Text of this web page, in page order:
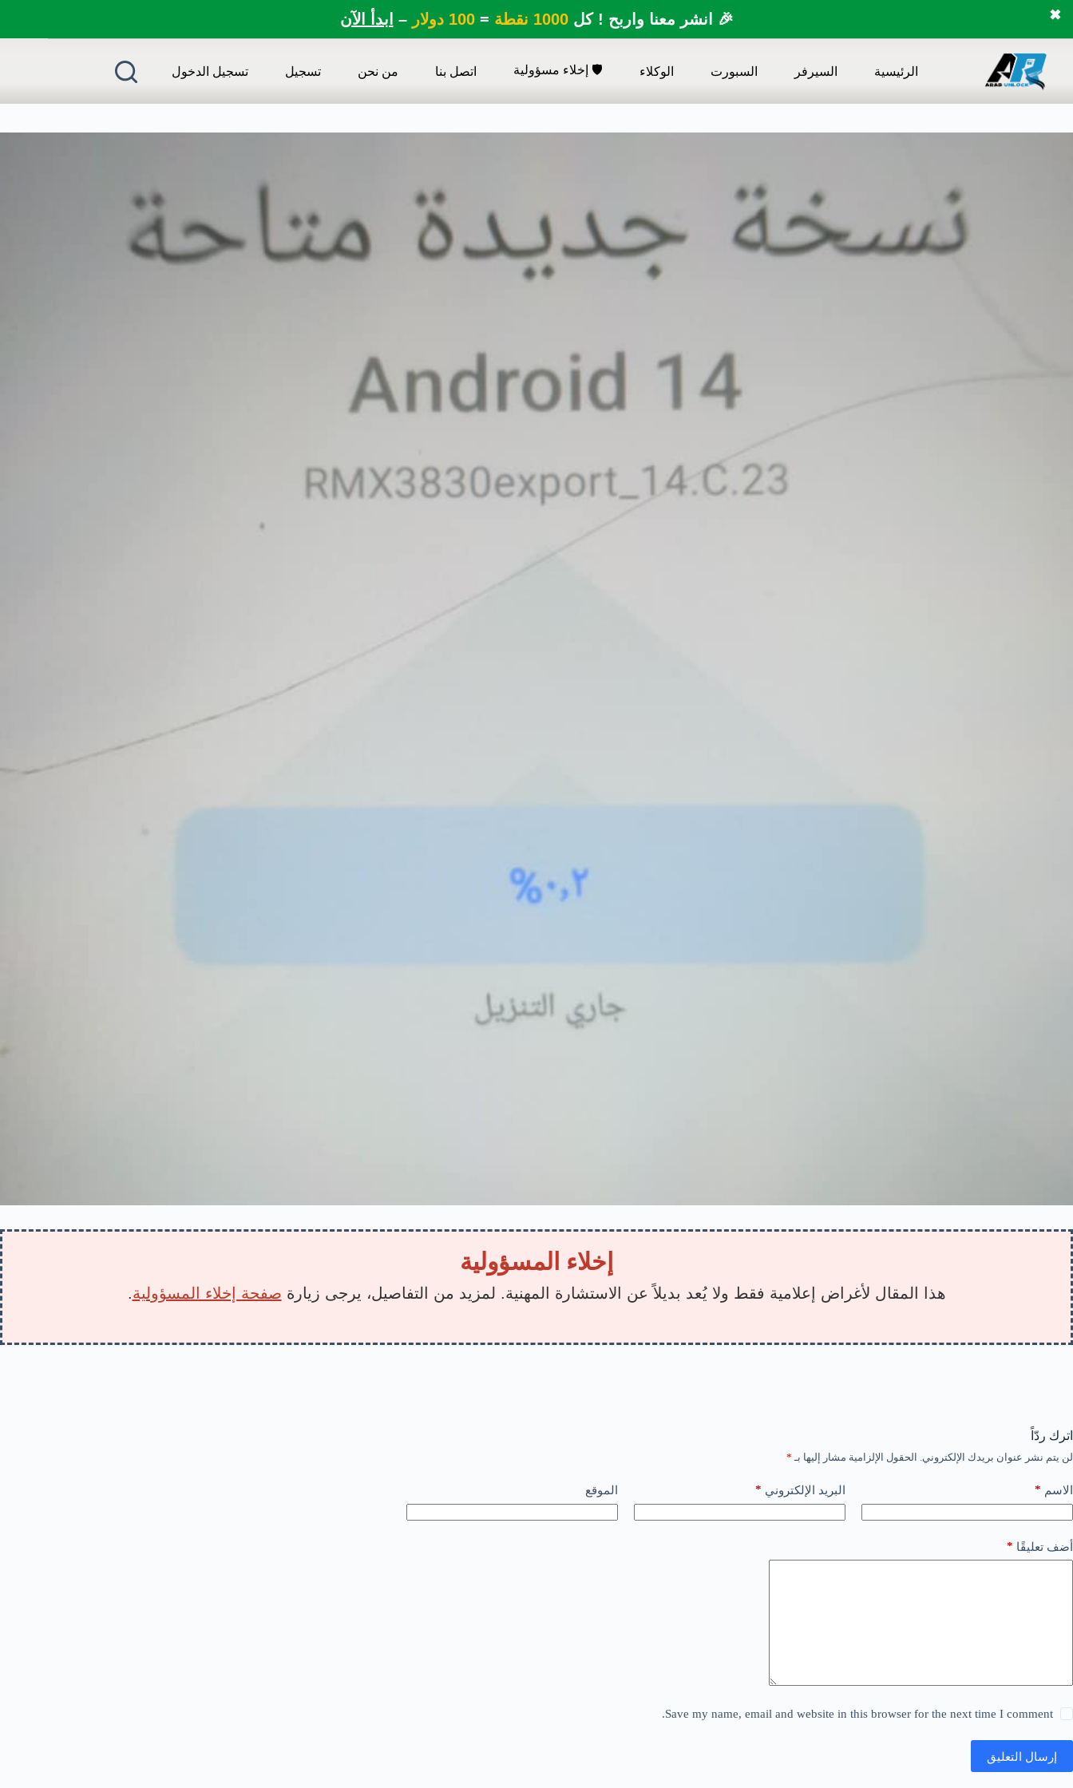
🎉 انشر معنا واربح ! كل1000 نقطة =100 دولار – ابدأ الآن ✖
المحتوى
الرئيسية السيرفر السبورت الوكلاء 🛡️ إخلاء مسؤولية اتصل بنا من نحن تسجيل تسجيل الدخول
إخلاء المسؤولية
هذا المقال لأغراض إعلامية فقط ولا يُعد بديلاً عن الاستشارة المهنية. لمزيد من التفاصيل، يرجى زيارة صفحة إخلاء المسؤولية.
اترك ردّاً
لن يتم نشر عنوان بريدك الإلكتروني. الحقول الإلزامية مشار إليها بـ *
الاسم * البريد الإلكتروني * الموقع
أضف تعليقًا *
Save my name, email and website in this browser for the next time I comment.
إرسال التعليق